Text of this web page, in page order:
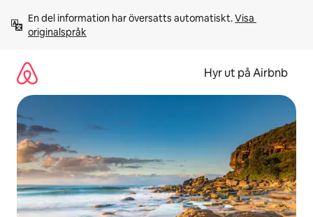
innehåll
En del information har översatts automatiskt. Visa
originalspråk
Hyr ut på Airbnb